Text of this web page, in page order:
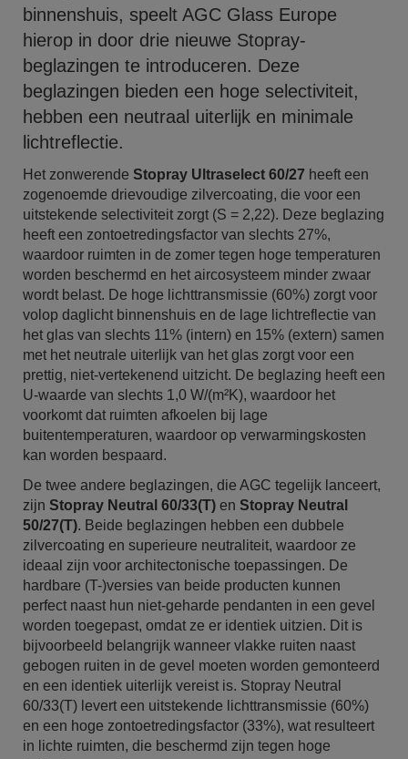
binnenshuis, speelt AGC Glass Europe
hierop in door drie nieuwe Stopray-
beglazingen te introduceren. Deze
beglazingen bieden een hoge selectiviteit,
hebben een neutraal uiterlijk en minimale
lichtreflectie.
Het zonwerende Stopray Ultraselect 60/27 heeft een
zogenoemde drievoudige zilvercoating, die voor een
uitstekende selectiviteit zorgt (S = 2,22). Deze beglazing
heeft een zontoetredingsfactor van slechts 27%,
waardoor ruimten in de zomer tegen hoge temperaturen
worden beschermd en het aircosysteem minder zwaar
wordt belast. De hoge lichttransmissie (60%) zorgt voor
volop daglicht binnenshuis en de lage lichtreflectie van
het glas van slechts 11% (intern) en 15% (extern) samen
met het neutrale uiterlijk van het glas zorgt voor een
prettig, niet-vertekenend uitzicht. De beglazing heeft een
U-waarde van slechts 1,0 W/(m²K), waardoor het
voorkomt dat ruimten afkoelen bij lage
buitentemperaturen, waardoor op verwarmingskosten
kan worden bespaard.
De twee andere beglazingen, die AGC tegelijk lanceert,
zijn Stopray Neutral 60/33(T) en Stopray Neutral
50/27(T). Beide beglazingen hebben een dubbele
zilvercoating en superieure neutraliteit, waardoor ze
ideaal zijn voor architectonische toepassingen. De
hardbare (T-)versies van beide producten kunnen
perfect naast hun niet-geharde pendanten in een gevel
worden toegepast, omdat ze er identiek uitzien. Dit is
bijvoorbeeld belangrijk wanneer vlakke ruiten naast
gebogen ruiten in de gevel moeten worden gemonteerd
en een identiek uiterlijk vereist is. Stopray Neutral
60/33(T) levert een uitstekende lichttransmissie (60%)
en een hoge zontoetredingsfactor (33%), wat resulteert
in lichte ruimten, die beschermd zijn tegen hoge